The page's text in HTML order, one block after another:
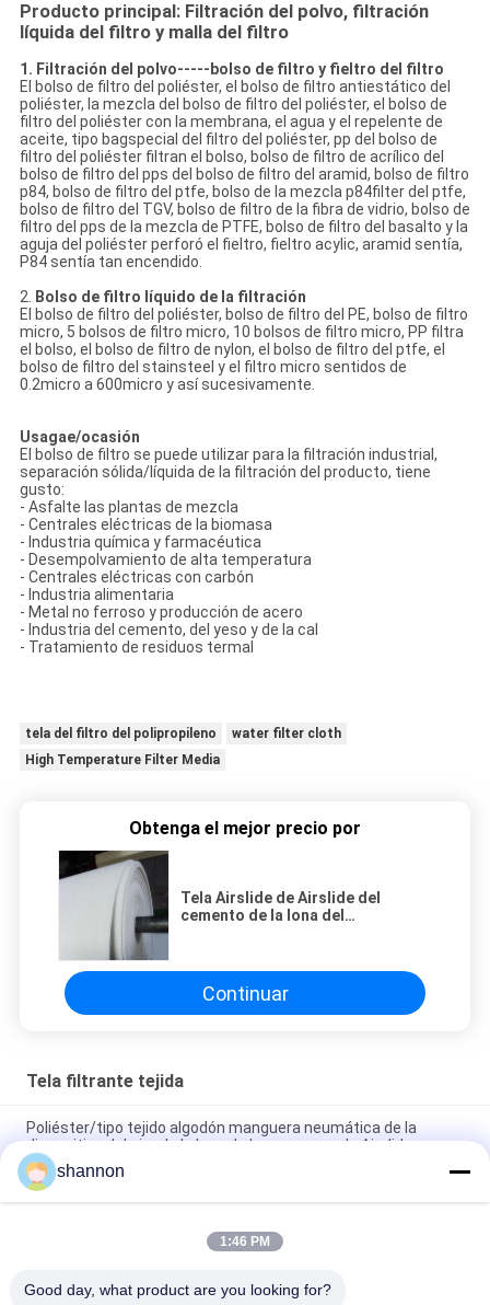
Producto principal: Filtración del polvo, filtración
líquida del filtro y malla del filtro
1. Filtración del polvo-----bolso de filtro y fieltro del filtro
El bolso de filtro del poliéster, el bolso de filtro antiestático del
poliéster, la mezcla del bolso de filtro del poliéster, el bolso de
filtro del poliéster con la membrana, el agua y el repelente de
aceite, tipo bagspecial del filtro del poliéster, pp del bolso de
filtro del poliéster filtran el bolso, bolso de filtro de acrílico del
bolso de filtro del pps del bolso de filtro del aramid, bolso de filtro
p84, bolso de filtro del ptfe, bolso de la mezcla p84filter del ptfe,
bolso de filtro del TGV, bolso de filtro de la fibra de vidrio, bolso de
filtro del pps de la mezcla de PTFE, bolso de filtro del basalto y la
aguja del poliéster perforó el fieltro, fieltro acylic, aramid sentía,
P84 sentía tan encendido.
2. Bolso de filtro líquido de la filtración
El bolso de filtro del poliéster, bolso de filtro del PE, bolso de filtro
micro, 5 bolsos de filtro micro, 10 bolsos de filtro micro, PP filtra
el bolso, el bolso de filtro de nylon, el bolso de filtro del ptfe, el
bolso de filtro del stainsteel y el filtro micro sentidos de
0.2micro a 600micro y así sucesivamente.
Usagae/ocasión
El bolso de filtro se puede utilizar para la filtración industrial,
separación sólida/líquida de la filtración del producto, tiene
gusto:
- Asfalte las plantas de mezcla
- Centrales eléctricas de la biomasa
- Industria química y farmacéutica
- Desempolvamiento de alta temperatura
- Centrales eléctricas con carbón
- Industria alimentaria
- Metal no ferroso y producción de acero
- Industria del cemento, del yeso y de la cal
- Tratamiento de residuos termal
tela del filtro del polipropileno
water filter cloth
High Temperature Filter Media
Obtenga el mejor precio por
Tela Airslide de Airslide del
cemento de la lona del
Continuar
Tela filtrante tejida
Poliéster/tipo tejido algodón manguera neumática de la
diapositiva del aire de la lona de la manguera de Airslide
La fluidificación neumática de la gravedad transporta la tela
tejida sólida de Airslide
La fluidificación neumática de la gravedad transporta la tela
shannon
1:46 PM
Good day, what product are you looking for?